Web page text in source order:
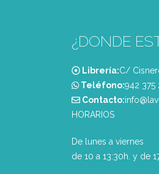
¿DONDE
Librería:C/
Teléfono:‭942 375
Contacto:
HORARIOS
De lunes a viernes
de 10 a 13:30h. y de